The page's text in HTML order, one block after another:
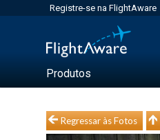
Registre-se na FlightAware
Produtos
Regressar às Fotos